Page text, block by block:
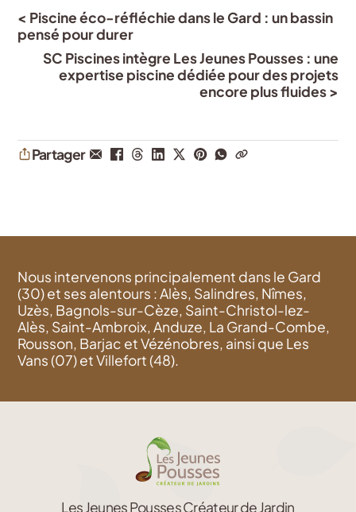
< Piscine éco-réfléchie dans le Gard : un bassin
pensé pour durer
SC Piscines intègre Les Jeunes Pousses : une
expertise piscine dédiée pour des projets
encore plus fluides >
Partager
Nous intervenons principalement dans le Gard
(30) et ses alentours : Alès, Salindres, Nîmes,
Uzès, Bagnols-sur-Cèze, Saint-Christol-lez-
Alès, Saint-Ambroix, Anduze, La Grand-Combe,
Rousson, Barjac et Vézénobres, ainsi que Les
Vans (07) et Villefort (48).
Les Jeunes Pousses Créateur de Jardin